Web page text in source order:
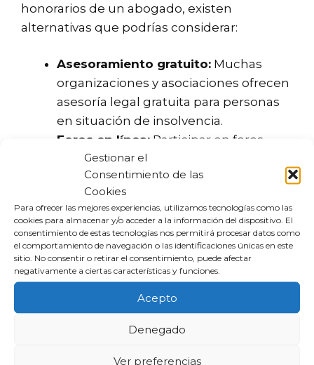
Gestionar el
Consentimiento de las
Cookies
Para ofrecer las mejores experiencias, utilizamos tecnologías como las
cookies para almacenar y/o acceder a la información del dispositivo. El
consentimiento de estas tecnologías nos permitirá procesar datos como
el comportamiento de navegación o las identificaciones únicas en este
sitio. No consentir o retirar el consentimiento, puede afectar
negativamente a ciertas características y funciones.
Acepto
Denegado
Ver preferencias
honorarios de un abogado, existen
alternativas que podrías considerar:
Asesoramiento gratuito: Muchas
organizaciones y asociaciones ofrecen
asesoría legal gratuita para personas
en situación de insolvencia.
Foros en línea: Participar en foros
donde otras personas comparten sus
experiencias puede proporcionarte
información útil.
Documentación clara:Asegúrate de
tener todos tus documentos
organizados, lo que facilitará el
proceso, incluso sin abogado.
informado sobre tus derechos y las